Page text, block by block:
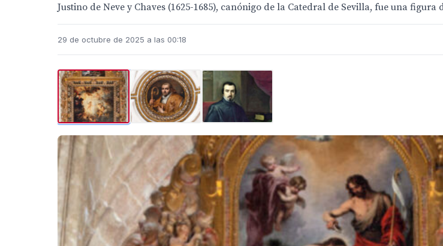
Justino de Neve y Chaves (1625-1685), canónigo de la Catedral de Sevilla, fue una
29 de octubre de 2025 a las 00:18